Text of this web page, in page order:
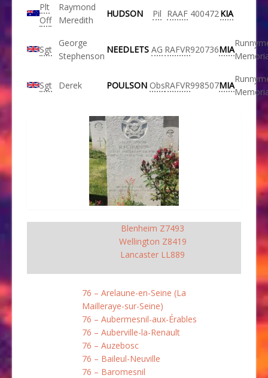
Plt
Off
Raymond
Meredith
HUDSON Pil RAAF 400472 KIA
Sgt
George
Stephenson
NEEDLETS AG RAFVR920736MIA
Sgt Derek POULSON ObsRAFVR998507MIA
Blenheim Z7493
Wellington Z8419
Lancaster LL889
76 – Arelaune-en-Seine (La
Mailleraye-sur-Seine)
76 – Aubermesnil-aux-Érables
76 – Auberville-la-Renault
76 – Auzebosc
76 – Baileul-Neuville
76 – Baromesnil